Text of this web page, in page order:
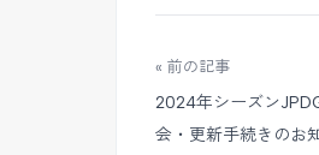
« 前の記事
2024年シーズン
会・更新手続きのお